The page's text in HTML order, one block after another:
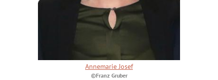
Annemarie Josef
©Franz Gruber